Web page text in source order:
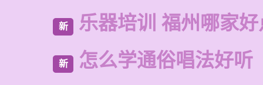
新 乐器培训 福州哪家
新 怎么学通俗唱法好听